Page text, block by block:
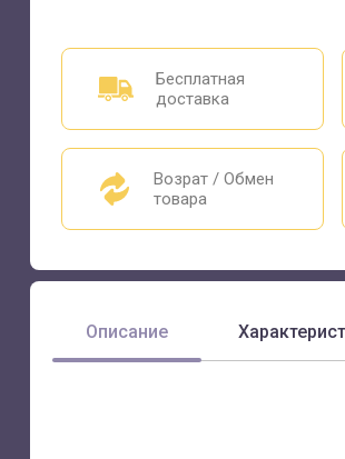
Бесплатная
доставка
Возрат / Обмен
товара
Описание